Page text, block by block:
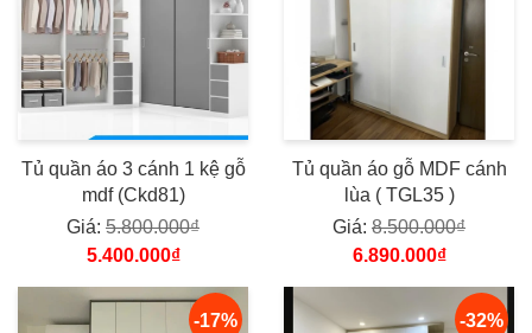
Tủ quần áo 3 cánh 1 kệ gỗ
mdf (Ckd81)
Giá: 5.800.000₫
5.400.000₫
Tủ quần áo gỗ MDF cánh
lùa ( TGL35 )
Giá: 8.500.000₫
6.890.000₫
-17% -32%